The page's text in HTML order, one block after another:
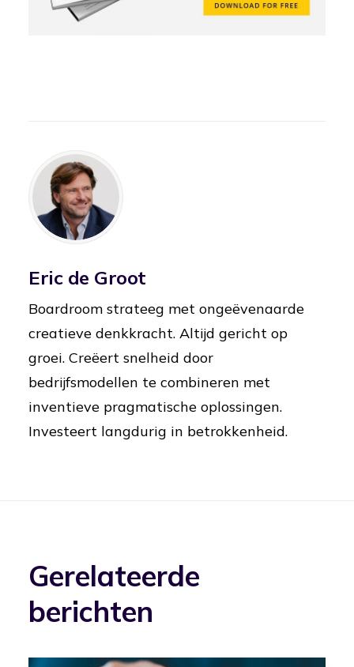
Eric de Groot
Boardroom strateeg met ongeëvenaarde
creatieve denkkracht. Altijd gericht op
groei. Creëert snelheid door
bedrijfsmodellen te combineren met
inventieve pragmatische oplossingen.
Investeert langdurig in betrokkenheid.
Gerelateerde
berichten